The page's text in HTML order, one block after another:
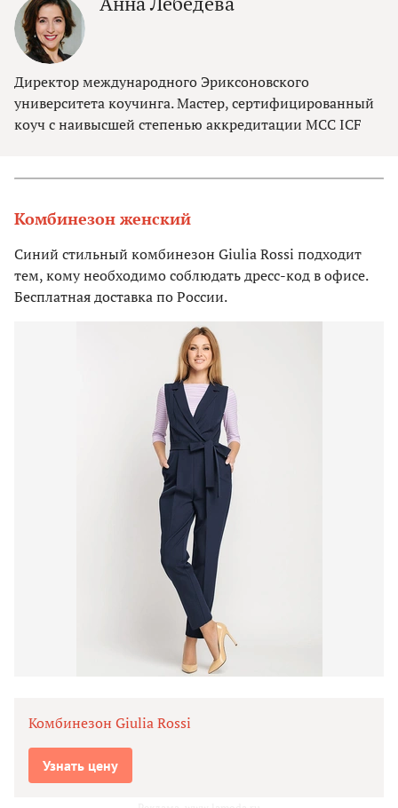
Директор международного Эриксоновского
университета коучинга. Мастер, сертифицированный
коуч с наивысшей степенью аккредитации MCC ICF
Комбинезон женский
Синий стильный комбинезон Giulia Rossi подходит
тем, кому необходимо соблюдать дресс-код в офисе.
Бесплатная доставка по России.
Комбинезон Giulia Rossi
Узнать цену